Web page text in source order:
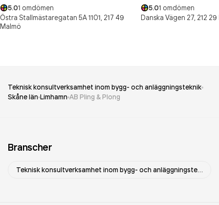
5.01 omdömen
Östra Stallmästaregatan 5A 1101, 217 49
Malmö
5.01 omdömen
Danska Vägen 27, 212 29
Teknisk konsultverksamhet inom bygg- och anläggningsteknik
Skåne län Limhamn AB Pling & Plong
Branscher
Teknisk konsultverksamhet inom bygg- och anläggningsteknik